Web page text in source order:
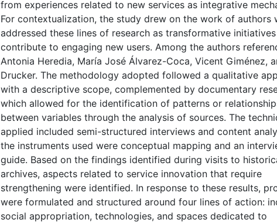
from experiences related to new services as integrative
For contextualization, the study drew on the work of authors
addressed these lines of research as transformative
contribute to engaging new users. Among the authors
Antonia Heredia, María José Álvarez-Coca, Vicent Giménez,
Drucker. The methodology adopted followed a qualitative
with a descriptive scope, complemented by documentary
which allowed for the identification of patterns or
between variables through the analysis of sources. The
applied included semi-structured interviews and content
the instruments used were conceptual mapping and an
guide. Based on the findings identified during visits to
archives, aspects related to service innovation that require
strengthening were identified. In response to these results,
were formulated and structured around four lines of action:
social appropriation, technologies, and spaces dedicated to